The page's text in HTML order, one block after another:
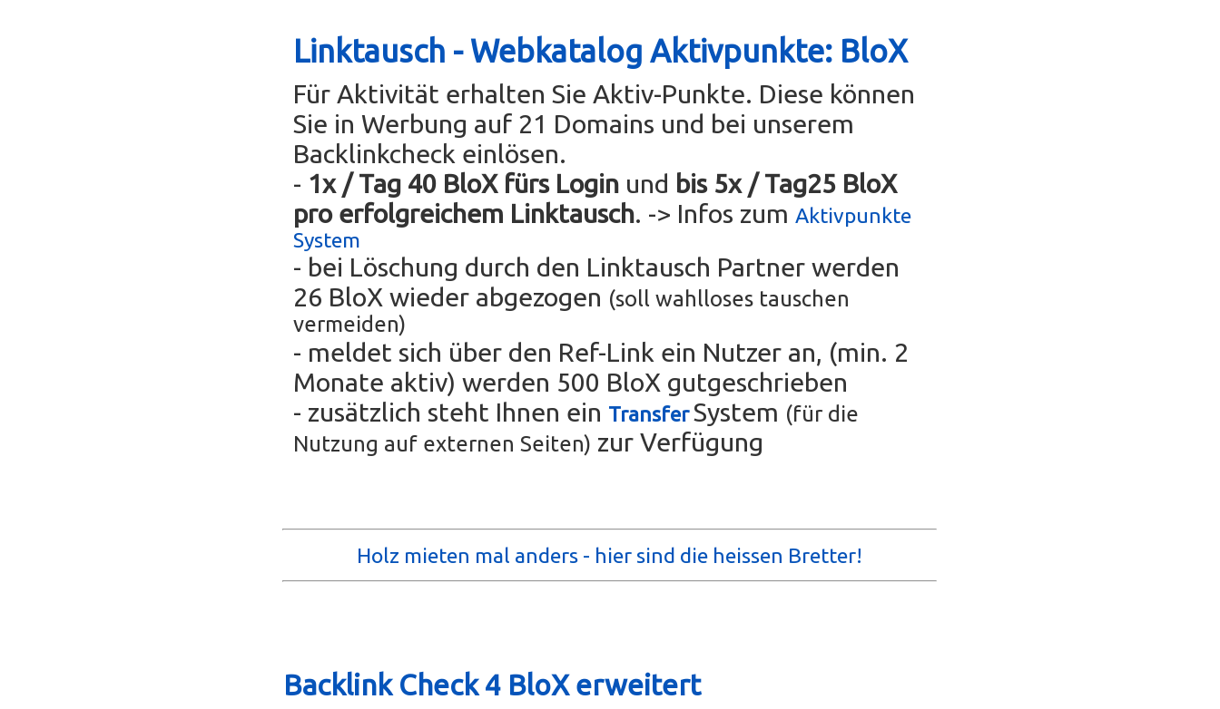
Linktausch - Webkatalog Aktivpunkte: BloX
Für Aktivität erhalten Sie Aktiv-Punkte. Diese können
Sie in Werbung auf 21 Domains und bei unserem
Backlinkcheck einlösen.
- 1x / Tag 40 BloX fürs Login und bis 5x / Tag25 BloX
pro erfolgreichem Linktausch. -> Infos zum Aktivpunkte
System
- bei Löschung durch den Linktausch Partner werden
26 BloX wieder abgezogen (soll wahlloses tauschen
vermeiden)
- meldet sich über den Ref-Link ein Nutzer an, (min. 2
Monate aktiv) werden 500 BloX gutgeschrieben
- zusätzlich steht Ihnen ein Transfer System (für die
Nutzung auf externen Seiten) zur Verfügung
Holz mieten mal anders - hier sind die heissen Bretter!
Backlink Check 4 BloX erweitert